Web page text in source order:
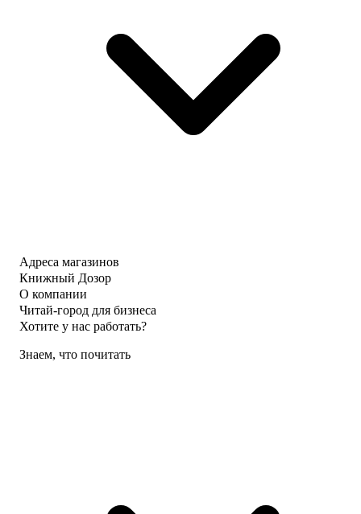
Адреса магазинов
Книжный Дозор
О компании
Читай-город для бизнеса
Хотите у нас работать?
Знаем, что почитать